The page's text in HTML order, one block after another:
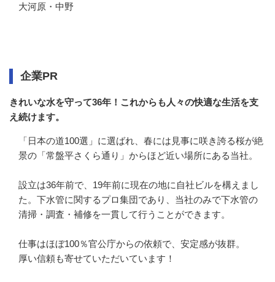
大河原・中野
企業PR
きれいな水を守って36年！これからも人々の快適な生活を支
え続けます。
「日本の道100選」に選ばれ、春には見事に咲き誇る桜が絶
景の「常盤平さくら通り」からほど近い場所にある当社。
設立は36年前で、19年前に現在の地に自社ビルを構えまし
た。下水管に関するプロ集団であり、当社のみで下水管の
清掃・調査・補修を一貫して行うことができます。
仕事はほぼ100％官公庁からの依頼で、安定感が抜群。
厚い信頼も寄せていただいています！